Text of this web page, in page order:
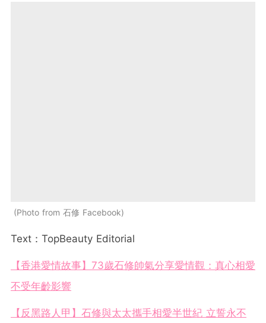
Photo from 石修 Facebook
Text：TopBeauty Editorial
【香港愛情故事】73歲石修帥氣分享愛情觀：真心相愛
不受年齡影響
【反黑路人甲】石修與太太攜手相愛半世紀 立誓永不